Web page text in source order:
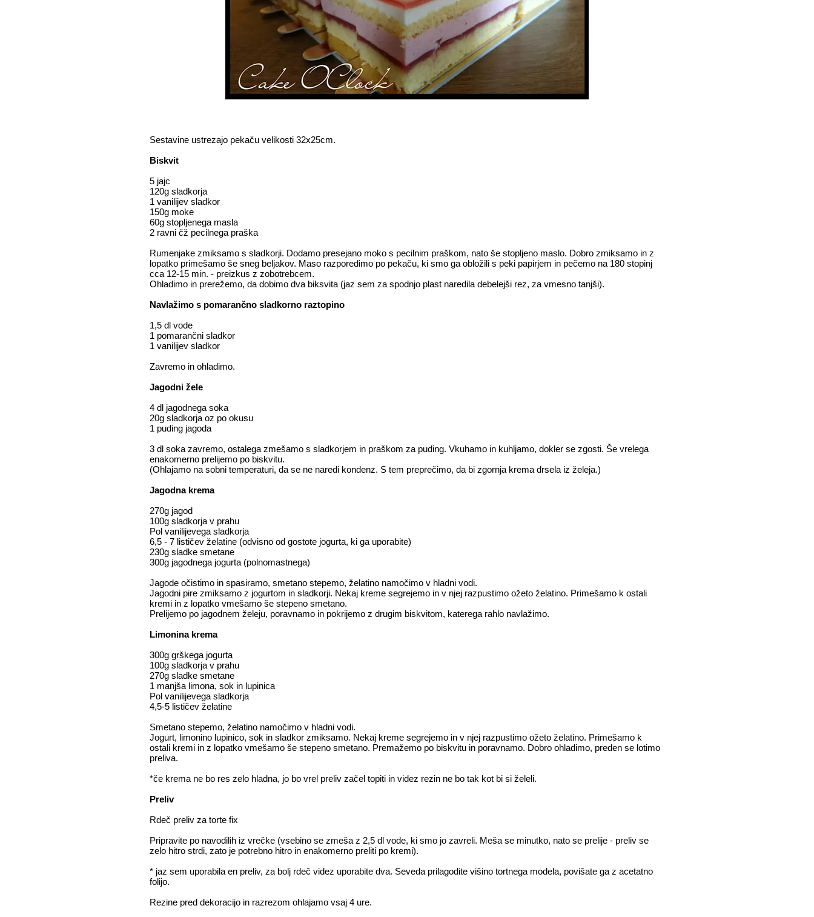
Sestavine ustrezajo pekaču velikosti 32x25cm.
Biskvit
5 jajc
120g sladkorja
1 vanilijev sladkor
150g moke
60g stopljenega masla
2 ravni čž pecilnega praška
Rumenjake zmiksamo s sladkorji. Dodamo presejano moko s pecilnim praškom, nato še stopljeno maslo. Dobro zmiksamo in z
lopatko primešamo še sneg beljakov. Maso razporedimo po pekaču, ki smo ga obložili s peki papirjem in pečemo na 180 stopinj
cca 12-15 min. - preizkus z zobotrebcem.
Ohladimo in prerežemo, da dobimo dva biksvita (jaz sem za spodnjo plast naredila debelejši rez, za vmesno tanjši).
Navlažimo s pomarančno sladkorno raztopino
1,5 dl vode
1 pomarančni sladkor
1 vanilijev sladkor
Zavremo in ohladimo.
Jagodni žele
4 dl jagodnega soka
20g sladkorja oz po okusu
1 puding jagoda
3 dl soka zavremo, ostalega zmešamo s sladkorjem in praškom za puding. Vkuhamo in kuhljamo, dokler se zgosti. Še vrelega
enakomerno prelijemo po biskvitu.
(Ohlajamo na sobni temperaturi, da se ne naredi kondenz. S tem preprečimo, da bi zgornja krema drsela iz želeja.)
Jagodna krema
270g jagod
100g sladkorja v prahu
Pol vanilijevega sladkorja
6,5 - 7 lističev želatine (odvisno od gostote jogurta, ki ga uporabite)
230g sladke smetane
300g jagodnega jogurta (polnomastnega)
Jagode očistimo in spasiramo, smetano stepemo, želatino namočimo v hladni vodi.
Jagodni pire zmiksamo z jogurtom in sladkorji. Nekaj kreme segrejemo in v njej razpustimo ožeto želatino. Primešamo k ostali
kremi in z lopatko vmešamo še stepeno smetano.
Prelijemo po jagodnem želeju, poravnamo in pokrijemo z drugim biskvitom, katerega rahlo navlažimo.
Limonina krema
300g grškega jogurta
100g sladkorja v prahu
270g sladke smetane
1 manjša limona, sok in lupinica
Pol vanilijevega sladkorja
4,5-5 lističev želatine
Smetano stepemo, želatino namočimo v hladni vodi.
Jogurt, limonino lupinico, sok in sladkor zmiksamo. Nekaj kreme segrejemo in v njej razpustimo ožeto želatino. Primešamo k
ostali kremi in z lopatko vmešamo še stepeno smetano. Premažemo po biskvitu in poravnamo. Dobro ohladimo, preden se lotimo
preliva.
*če krema ne bo res zelo hladna, jo bo vrel preliv začel topiti in videz rezin ne bo tak kot bi si želeli.
Preliv
Rdeč preliv za torte fix
Pripravite po navodilih iz vrečke (vsebino se zmeša z 2,5 dl vode, ki smo jo zavreli. Meša se minutko, nato se prelije - preliv se
zelo hitro strdi, zato je potrebno hitro in enakomerno preliti po kremi).
* jaz sem uporabila en preliv, za bolj rdeč videz uporabite dva. Seveda prilagodite višino tortnega modela, povišate ga z acetatno
folijo.
Rezine pred dekoracijo in razrezom ohlajamo vsaj 4 ure.